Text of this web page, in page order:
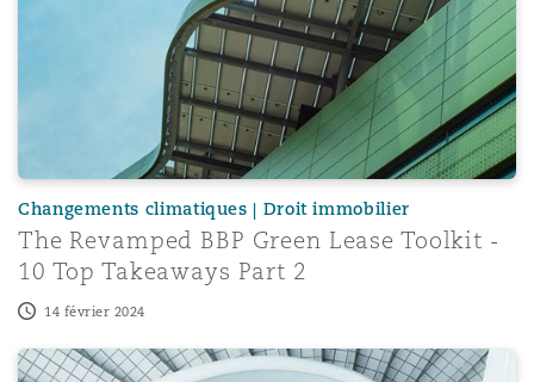
Changements climatiques | Droit immobilier
The Revamped BBP Green Lease Toolkit -
10 Top Takeaways Part 2
14 février 2024
The Revamped BBP Green Lease Toolkit - 10 Top